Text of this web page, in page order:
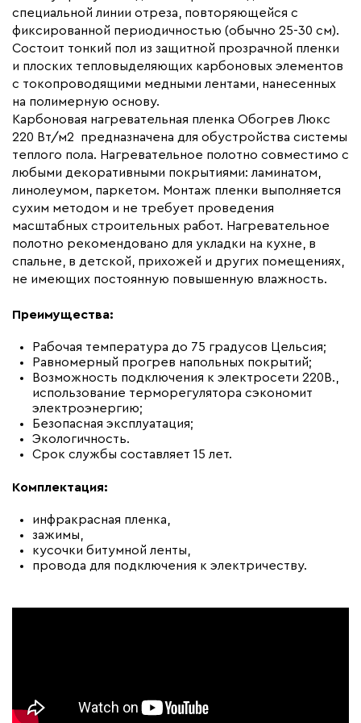
Макс. рабочая температура (C)
Макс. ток нагрузки (А) 22.4
Ширина (мм) 800
Толщина (мм)
Длина установочного провода, м 2x23
Страна производства
Гарантия (год)
Срок службы(год) 15
Вес (кг)
Коллекция
Комплекты Обогрев Люкс
80PL
специальной линии отреза, повторяющейся с
фиксированной периодичностью (обычно 25-30 см).
Состоит тонкий пол из защитной прозрачной пленки
и плоских тепловыделяющих карбоновых элементов
с токопроводящими медными лентами, нанесенных
на полимерную основу.
Карбоновая нагревательная пленка Обогрев Люкс
220 Вт/м2 предназначена для обустройства системы
теплого пола. Нагревательное полотно совместимо с
любыми декоративными покрытиями: ламинатом,
линолеумом, паркетом. Монтаж пленки выполняется
сухим методом и не требует проведения
масштабных строительных работ. Нагревательное
полотно рекомендовано для укладки на кухне, в
спальне, в детской, прихожей и других помещениях,
не имеющих постоянную повышенную влажность.
Преимущества:
Рабочая температура до 75 градусов Цельсия;
Равномерный прогрев напольных покрытий;
Возможность подключения к электросети 220В.,
использование терморегулятора сэкономит
электроэнергию;
Безопасная эксплуатация;
Экологичность.
Срок службы составляет 15 лет.
Комплектация:
инфракрасная пленка,
зажимы,
кусочки битумной ленты,
провода для подключения к электричеству.